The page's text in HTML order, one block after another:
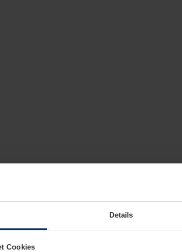
Details
Cookies